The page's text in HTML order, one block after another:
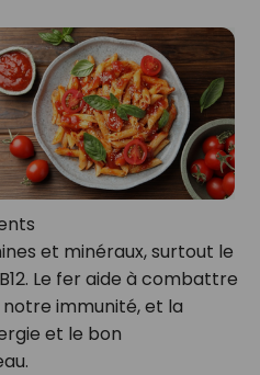
et minéraux, surtout le
Le fer aide à combattre
immunité, et la
et le bon